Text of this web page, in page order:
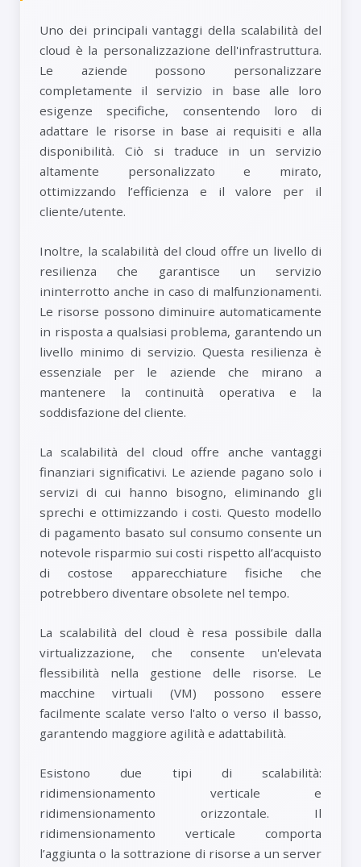
Uno dei principali vantaggi della scalabilità del
cloud è la personalizzazione dell'infrastruttura.
Le aziende possono personalizzare
completamente il servizio in base alle loro
esigenze specifiche, consentendo loro di
adattare le risorse in base ai requisiti e alla
disponibilità. Ciò si traduce in un servizio
altamente personalizzato e mirato,
ottimizzando l’efficienza e il valore per il
cliente/utente.
Inoltre, la scalabilità del cloud offre un livello di
resilienza che garantisce un servizio
ininterrotto anche in caso di malfunzionamenti.
Le risorse possono diminuire automaticamente
in risposta a qualsiasi problema, garantendo un
livello minimo di servizio. Questa resilienza è
essenziale per le aziende che mirano a
mantenere la continuità operativa e la
soddisfazione del cliente.
La scalabilità del cloud offre anche vantaggi
finanziari significativi. Le aziende pagano solo i
servizi di cui hanno bisogno, eliminando gli
sprechi e ottimizzando i costi. Questo modello
di pagamento basato sul consumo consente un
notevole risparmio sui costi rispetto all’acquisto
di costose apparecchiature fisiche che
potrebbero diventare obsolete nel tempo.
La scalabilità del cloud è resa possibile dalla
virtualizzazione, che consente un'elevata
flessibilità nella gestione delle risorse. Le
macchine virtuali (VM) possono essere
facilmente scalate verso l'alto o verso il basso,
garantendo maggiore agilità e adattabilità.
Esistono due tipi di scalabilità:
ridimensionamento verticale e
ridimensionamento orizzontale. Il
ridimensionamento verticale comporta
l’aggiunta o la sottrazione di risorse a un server